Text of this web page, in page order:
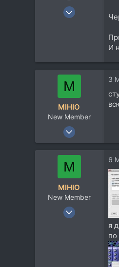
10 Апр 2010
И
M
MIHIO
New Member
20 Фев 2010
51
3
M
MIHIO
New Member
20 Фев 2010
6
я
по